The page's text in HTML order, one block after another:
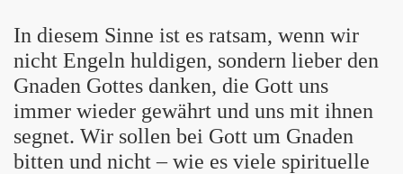
In diesem Sinne ist es ratsam, wenn wir
nicht Engeln huldigen, sondern lieber den
Gnaden Gottes danken, die Gott uns
immer wieder gewährt und uns mit ihnen
segnet. Wir sollen bei Gott um Gnaden
bitten und nicht – wie es viele spirituelle